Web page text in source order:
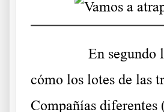
En segundo
cómo los lotes de las
Compañías diferentes